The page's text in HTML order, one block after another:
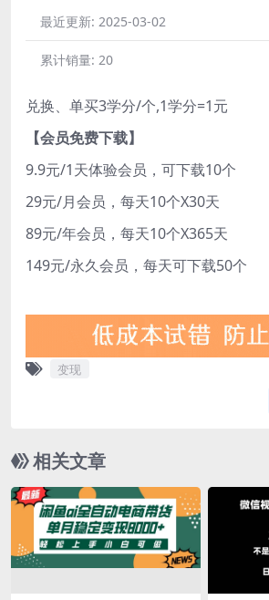
最近更新: 2025-03-02
累计销量: 20
兑换、单买3学分/个,1学分=1元
【会员免费下载】
9.9元/1天体验会员，可下载10个
29元/月会员，每天10个X30天
89元/年会员，每天10个X365天
149元/永久会员，每天可下载50个
变现
相关文章